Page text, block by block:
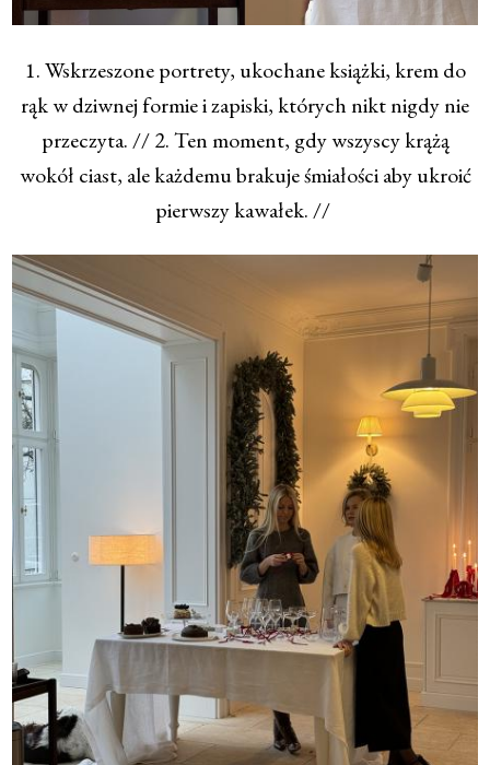
1. Wskrzeszone portrety, ukochane książki, krem do
rąk w dziwnej formie i zapiski, których nikt nigdy nie
przeczyta. // 2. Ten moment, gdy wszyscy krążą
wokół ciast, ale każdemu brakuje śmiałości aby ukroić
pierwszy kawałek. //